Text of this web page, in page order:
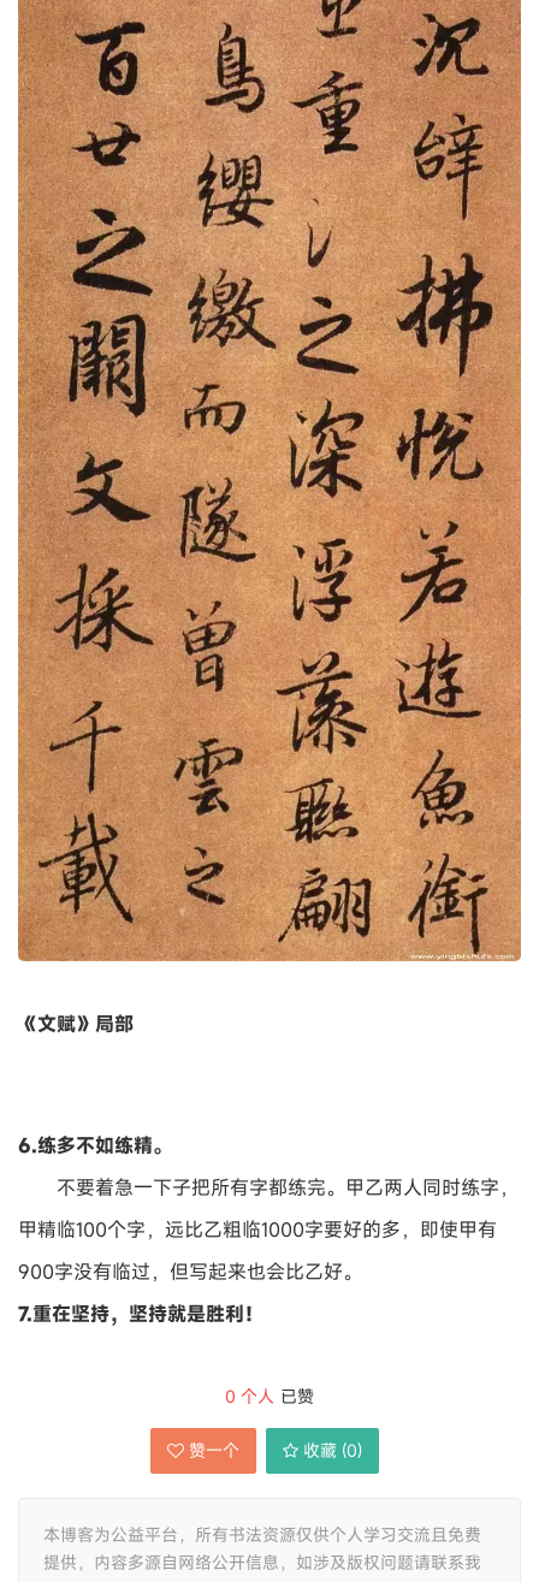
《文赋》局部
6.练多不如练精。
不要着急一下子把所有字都练完。甲乙两人同时练字，
甲精临100个字，远比乙粗临1000字要好的多，即使甲有
900字没有临过，但写起来也会比乙好。
7.重在坚持，坚持就是胜利！
0 个人 已赞
赞一个 收藏 (0)
本博客为公益平台，所有书法资源仅供个人学习交流且免费
提供，内容多源自网络公开信息，如涉及版权问题请联系我